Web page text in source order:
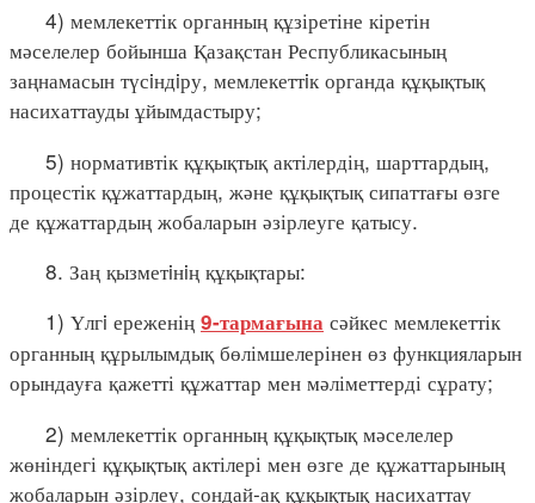
4) мемлекеттік органның құзіретіне кіретін
мәселелер бойынша Қазақстан Республикасының
заңнамасын түсiндiру, мемлекеттiк органда құқықтық
насихаттауды ұйымдастыру;
5) нормативтік құқықтық актілердің, шарттардың,
процестік құжаттардың, және құқықтық сипаттағы өзге
де құжаттардың жобаларын әзірлеуге қатысу.
8. Заң қызметiнiң құқықтары:
1) Үлгi ереженің 9-тармағына сәйкес мемлекеттік
органның құрылымдық бөлімшелерінен өз функцияларын
орындауға қажетті құжаттар мен мәліметтерді сұрату;
2) мемлекеттік органның құқықтық мәселелер
жөніндегі құқықтық актілері мен өзге де құжаттарының
жобаларын әзірлеу, сондай-ақ құқықтық насихаттау